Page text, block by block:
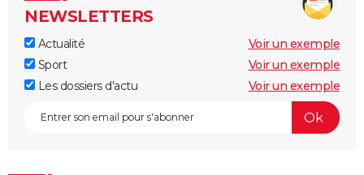
NEWSLETTERS
Actualité
Voir un exemple
Sport
Voir un exemple
Les dossiers d'actu
Voir un exemple